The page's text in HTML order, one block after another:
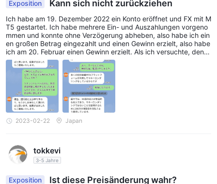
Exposition Kann sich nicht zurückziehen
Ich habe am 19. Dezember 2022 ein Konto eröffnet und FX mit M
T5 gestartet. Ich habe mehrere Ein- und Auszahlungen vorgeno
mmen und konnte ohne Verzögerung abheben, also habe ich ein
en großen Betrag eingezahlt und einen Gewinn erzielt, also habe
ich am 20. Februar einen Gewinn erzielt. Als ich versuchte, den T
ag abzuheben, wurde mir mitgeteilt, dass ich nicht abheben kön
ne . Ich wurde kontaktiert, dass ich eine Kaution von 2 Millionen f
ür die Auszahlung haben wollte. Danke für Ihre Unterstützung.
2023-02-22 Japan
tokkevi
3-5 Jahre
Exposition Ist diese Preisänderung wahr?